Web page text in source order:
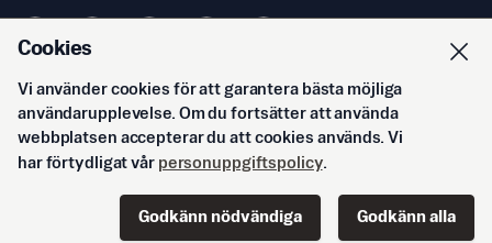
© Svenska Epoch Times AB2026
Cookies
Vi använder cookies för att garantera bästa möjliga
användarupplevelse. Om du fortsätter att använda
webbplatsen accepterar du att cookies används. Vi
har förtydligat vår personuppgiftspolicy.
Godkänn nödvändiga Godkänn alla